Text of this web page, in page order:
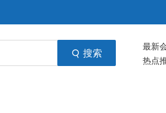
搜索 最新
热点